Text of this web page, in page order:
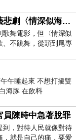
?fbid=147
AI27歲的葛蘭主演文藝悲劇〈情深似海〉 #戀上老電影 #葛蘭 #粟子
舞電影，但〈情深似
、不跳舞，從頭到尾專
超過12個鐘
午睡起來 不想打擾雙
海豚 在飲料
員陳時中急著脫罪
到，對待人民就像對待
，就是自己的痛，要愛